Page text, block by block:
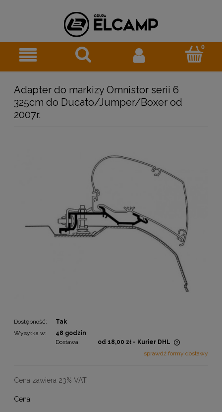
Adapter do markizy Omnistor serii 6
325cm do Ducato/Jumper/Boxer od
2007r.
Dostępność:
Tak
Wysyłka w:
48 godzin
Dostawa:
od 18,00 zł - Kurier DHL
Cena nie zawiera ewentualnych kosztów płatności
sprawdź formy dostawy
Cena zawiera 23% VAT,
Cena: